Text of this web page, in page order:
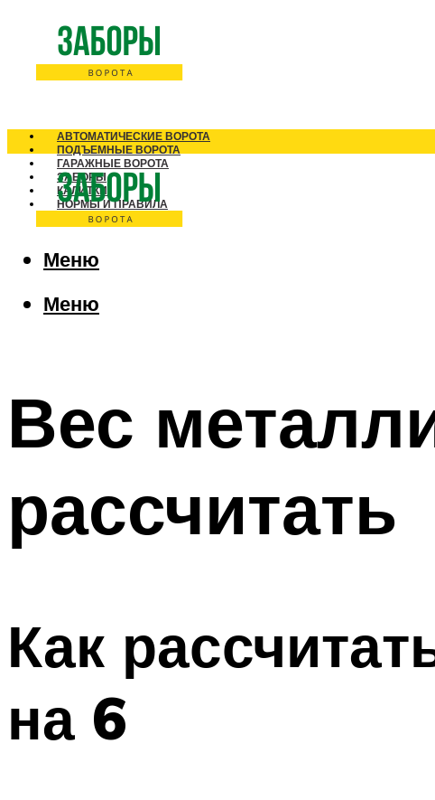
АВТОМАТИЧЕСКИЕ ВОРОТА
ПОДЪЕМНЫЕ ВОРОТА
ГАРАЖНЫЕ ВОРОТА
ЗАБОРЫ
КАЛИТКИ
НОРМЫ И ПРАВИЛА
Меню
Меню
Вес
рассчитать
Как
на 6